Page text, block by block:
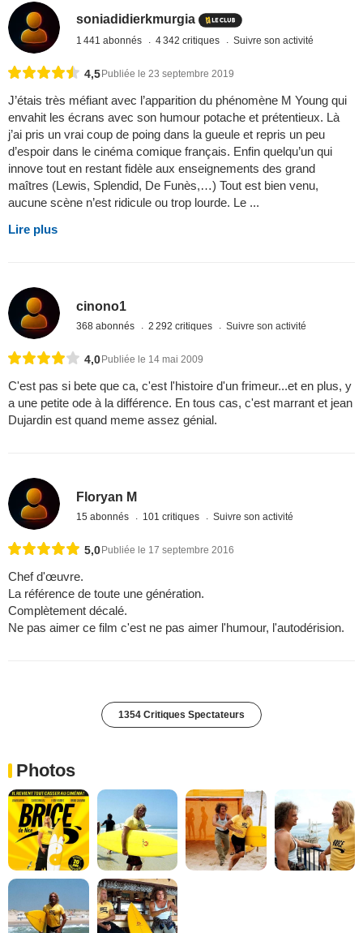
soniadidierkmurgia
1 441 abonnés 4 342 critiques Suivre son activité
4,5 Publiée le 23 septembre 2019
J’étais très méfiant avec l’apparition du phénomène M Young qui
envahit les écrans avec son humour potache et prétentieux. Là
j’ai pris un vrai coup de poing dans la gueule et repris un peu
d’espoir dans le cinéma comique français. Enfin quelqu’un qui
innove tout en restant fidèle aux enseignements des grand
maîtres (Lewis, Splendid, De Funès,…) Tout est bien venu,
aucune scène n’est ridicule ou trop lourde. Le ...
Lire plus
cinono1
368 abonnés 2 292 critiques Suivre son activité
4,0 Publiée le 14 mai 2009
C'est pas si bete que ca, c'est l'histoire d'un frimeur...et en plus, y
a une petite ode à la différence. En tous cas, c'est marrant et jean
Dujardin est quand meme assez génial.
Floryan M
15 abonnés 101 critiques Suivre son activité
5,0 Publiée le 17 septembre 2016
Chef d'œuvre.
La référence de toute une génération.
Complètement décalé.
Ne pas aimer ce film c'est ne pas aimer l'humour, l'autodérision.
1354 Critiques Spectateurs
Photos